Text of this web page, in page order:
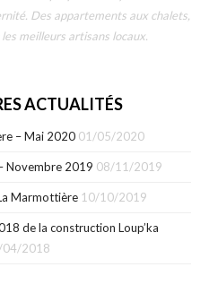
Des appartements aux chalets,
meilleurs artisans locaux.
ACTUALITÉS
– Mai 2020 01/05/2020
Novembre 2019 08/11/2019
Marmottière 10/10/2019
de la construction Loup’ka
04/2018